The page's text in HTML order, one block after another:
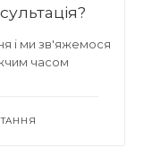
і ми зв'яжемося
часом